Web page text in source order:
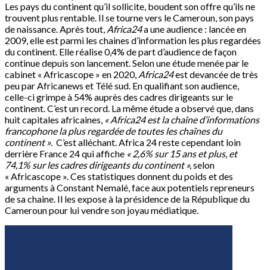
Les pays du continent qu’il sollicite, boudent son offre qu’ils ne
trouvent plus rentable. Il se tourne vers le Cameroun, son pays
de naissance. Après tout, Africa24a une audience : lancée en
2009, elle est parmi les chaines d’information les plus regardées
du continent. Elle réalise 0,4% de part d’audience de façon
continue depuis son lancement. Selon une étude menée par le
cabinet « Africascope » en 2020, Africa24est devancée de très
peu par Africanews et Télé sud. En qualifiant son audience,
celle-ci grimpe à 54% auprès des cadres dirigeants sur le
continent. C’est un record. La même étude a observé que, dans
huit capitales africaines, « Africa24 est la chaîne d’informations
francophone la plus regardée de toutes les chaînes du
continent ». C’est alléchant. Africa 24 reste cependant loin
derrière France 24 qui affiche « 2,6% sur 15 ans et plus, et
74,1% sur les cadres dirigeants du continent », selon
« Africascope ». Ces statistiques donnent du poids et des
arguments à Constant Nemalé, face aux potentiels repreneurs
de sa chaine. Il les expose à la présidence de la République du
Cameroun pour lui vendre son joyau médiatique.